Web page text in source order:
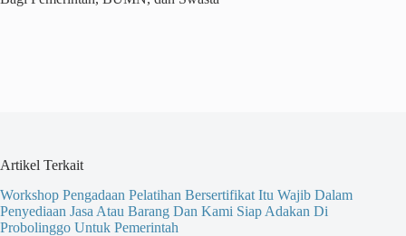
Artikel Terkait
Workshop Pengadaan Pelatihan Bersertifikat Itu Wajib Dalam
Penyediaan Jasa Atau Barang Dan Kami Siap Adakan Di
Probolinggo Untuk Pemerintah